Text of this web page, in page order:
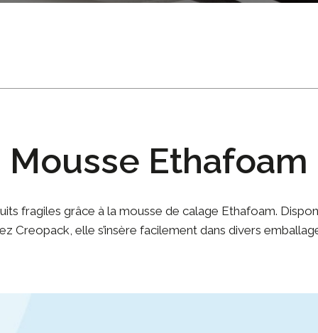
Mousse Ethafoam
fragiles grâce à la mousse de calage Ethafoam.
Creopack, elle s’insère facilement dans divers